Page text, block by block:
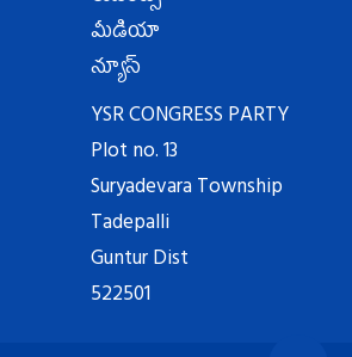
మీడియా
న్యూస్
YSR CONGRESS PARTY
Plot no. 13
Suryadevara Township
Tadepalli
Guntur Dist
522501